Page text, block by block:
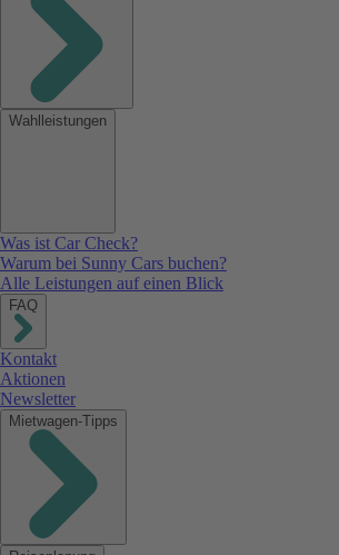
Wahlleistungen
Was ist Car Check?
Warum bei Sunny Cars buchen?
Alle Leistungen auf einen Blick
FAQ
Kontakt
Aktionen
Newsletter
Mietwagen-Tipps